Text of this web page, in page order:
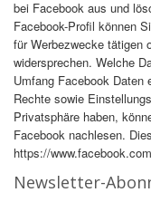
bei Facebook aus und
Facebook-Profil können
für Werbezwecke tätigen
widersprechen. Welche
Umfang Facebook Daten
Rechte sowie
Privatsphäre haben,
Facebook nachlesen.
https://
Newsletter-